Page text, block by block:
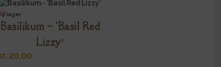
lager
Basilikum – ‘Basil Red
Lizzy’
20,00